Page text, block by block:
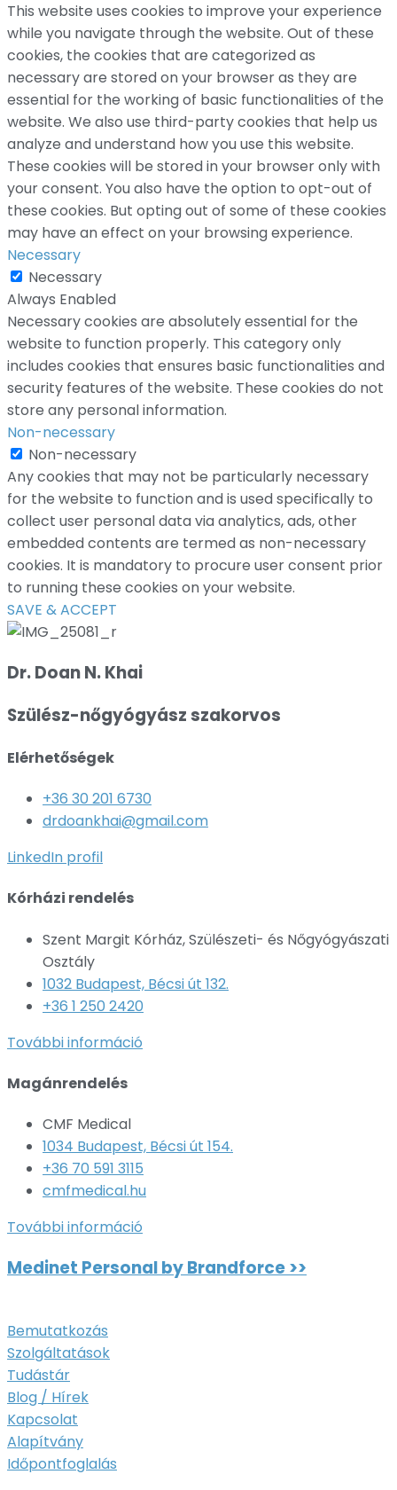
This website uses cookies to improve your experience
while you navigate through the website. Out of these
cookies, the cookies that are categorized as
necessary are stored on your browser as they are
essential for the working of basic functionalities of the
website. We also use third-party cookies that help us
analyze and understand how you use this website.
These cookies will be stored in your browser only with
your consent. You also have the option to opt-out of
these cookies. But opting out of some of these cookies
may have an effect on your browsing experience.
Necessary
Necessary
Always Enabled
Necessary cookies are absolutely essential for the
website to function properly. This category only
includes cookies that ensures basic functionalities and
security features of the website. These cookies do not
store any personal information.
Non-necessary
Non-necessary
Any cookies that may not be particularly necessary
for the website to function and is used specifically to
collect user personal data via analytics, ads, other
embedded contents are termed as non-necessary
cookies. It is mandatory to procure user consent prior
to running these cookies on your website.
SAVE & ACCEPT
Dr. Doan N. Khai
Szülész-nőgyógyász szakorvos
Elérhetőségek
+36 30 201 6730
drdoankhai@gmail.com
LinkedIn profil
Kórházi rendelés
Szent Margit Kórház, Szülészeti- és Nőgyógyászati
Osztály
1032 Budapest, Bécsi út 132.
+36 1 250 2420
További információ
Magánrendelés
CMF Medical
1034 Budapest, Bécsi út 154.
+36 70 591 3115
cmfmedical.hu
További információ
Medinet Personal by Brandforce >>
Bemutatkozás
Szolgáltatások
Tudástár
Blog / Hírek
Kapcsolat
Alapítvány
Időpontfoglalás